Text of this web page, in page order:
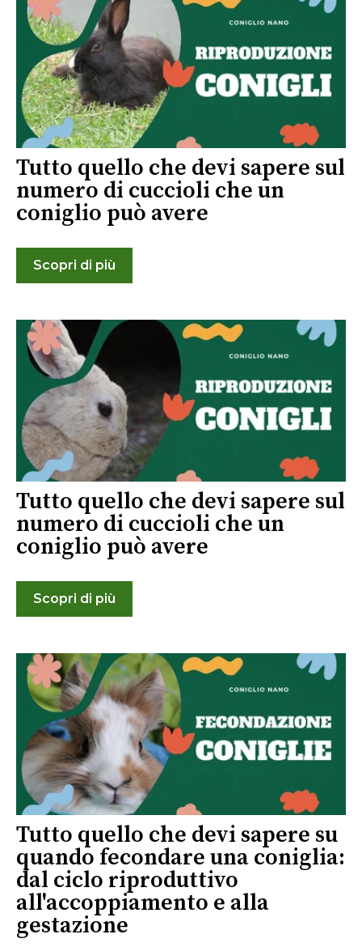
Tutto quello che devi sapere sul
numero di cuccioli che un
coniglio può avere
Scopri di più
Tutto quello che devi sapere sul
numero di cuccioli che un
coniglio può avere
Scopri di più
Tutto quello che devi sapere su
quando fecondare una coniglia:
dal ciclo riproduttivo
all'accoppiamento e alla
gestazione